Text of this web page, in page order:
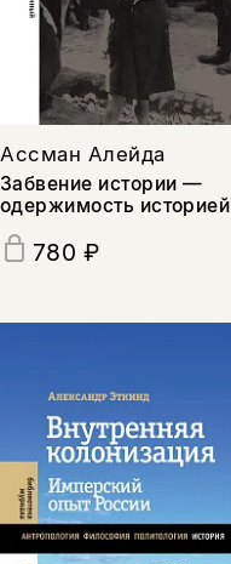
Ассман Алейда
Забвение истории —
одержимость историей
780 ₽